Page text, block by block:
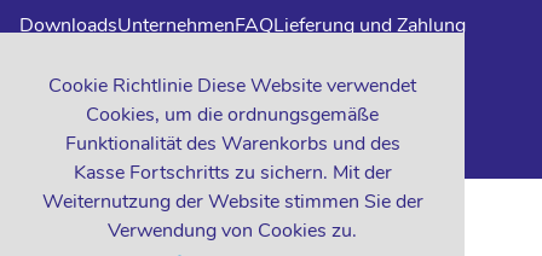
Cookie Richtlinie Diese Website verwendet
Cookies, um die ordnungsgemäße
Funktionalität des Warenkorbs und des
Kasse Fortschritts zu sichern. Mit der
Weiternutzung der Website stimmen Sie der
Verwendung von Cookies zu.
DownloadsUnternehmenFAQLieferung und Zahlung